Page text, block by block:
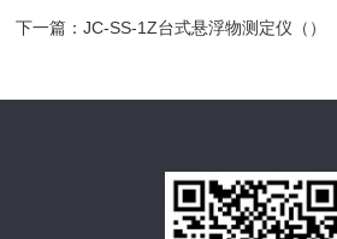
下一篇：JC-SS-1Z台式悬浮物测定仪（）